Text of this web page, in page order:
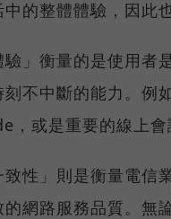
的整體體驗，因此
驗」衡量的是使用
刻不中斷的能力。例
，或是重要的線上
性」則是衡量電信
的網路服務品質。無